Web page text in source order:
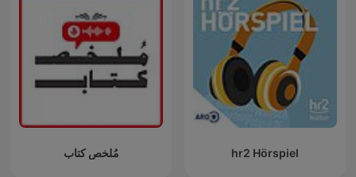
مُلخص كتاب hr2 Hörspiel